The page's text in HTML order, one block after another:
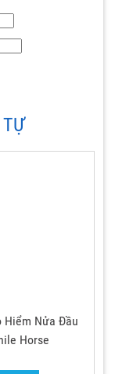
Hiểm Nửa Đầu
Horse